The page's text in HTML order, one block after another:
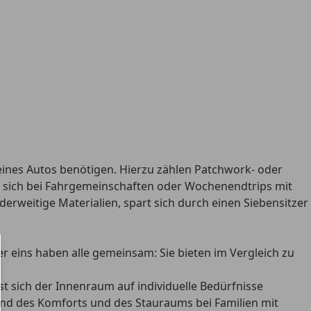
Autos benötigen. Hierzu zählen Patchwork- oder
bei Fahrgemeinschaften oder Wochenendtrips mit
Materialien, spart sich durch einen Siebensitzer
eins haben alle gemeinsam: Sie bieten im Vergleich zu
sich der Innenraum auf individuelle Bedürfnisse
des Komforts und des Stauraums bei Familien mit